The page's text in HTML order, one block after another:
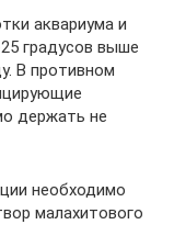
аквариума и
градусов выше
В противном
держать не
необходимо
малахитового